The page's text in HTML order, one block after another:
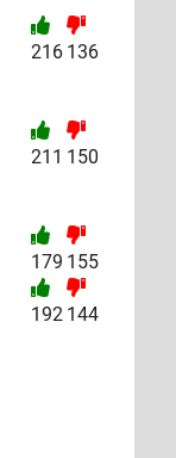
216 136
211 150
179 155
192 144